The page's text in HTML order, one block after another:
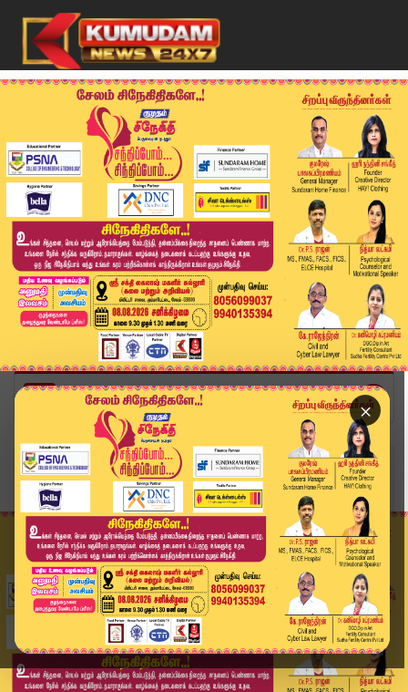
×
Home
வீடியோ ஸ்டோரி
Gold Rate Today | தங்கம் விலை மீண்டும் அதிரடியா...